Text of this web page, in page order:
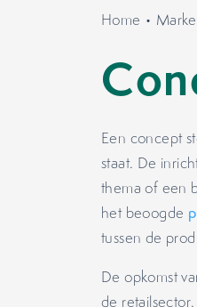
Home •
Een concept
staat. De
thema of een
het beoogde
tussen de
De opkomst
de